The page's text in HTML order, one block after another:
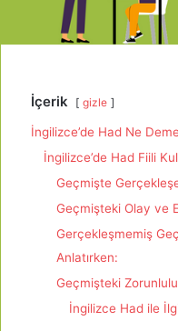
İçerik gizle
İngilizce’de Had Ne
İngilizce’de Had Fiili
Geçmişte
Geçmişteki Olay ve
Gerçekleşmemiş
Anlatırken:
Geçmişteki
İngilizce Had ile